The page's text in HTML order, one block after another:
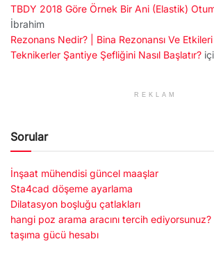
TBDY 2018 Göre Örnek Bir Ani (Elastik)
İbrahim
Rezonans Nedir? | Bina Rezonansı Ve Etkileri
Teknikerler Şantiye Şefliğini Nasıl Başlatır?
REKLAM
Sorular
İnşaat mühendisi güncel maaşlar
Sta4cad döşeme ayarlama
Dilatasyon boşluğu çatlakları
hangi poz arama aracını tercih ediyorsunuz?
taşıma gücü hesabı